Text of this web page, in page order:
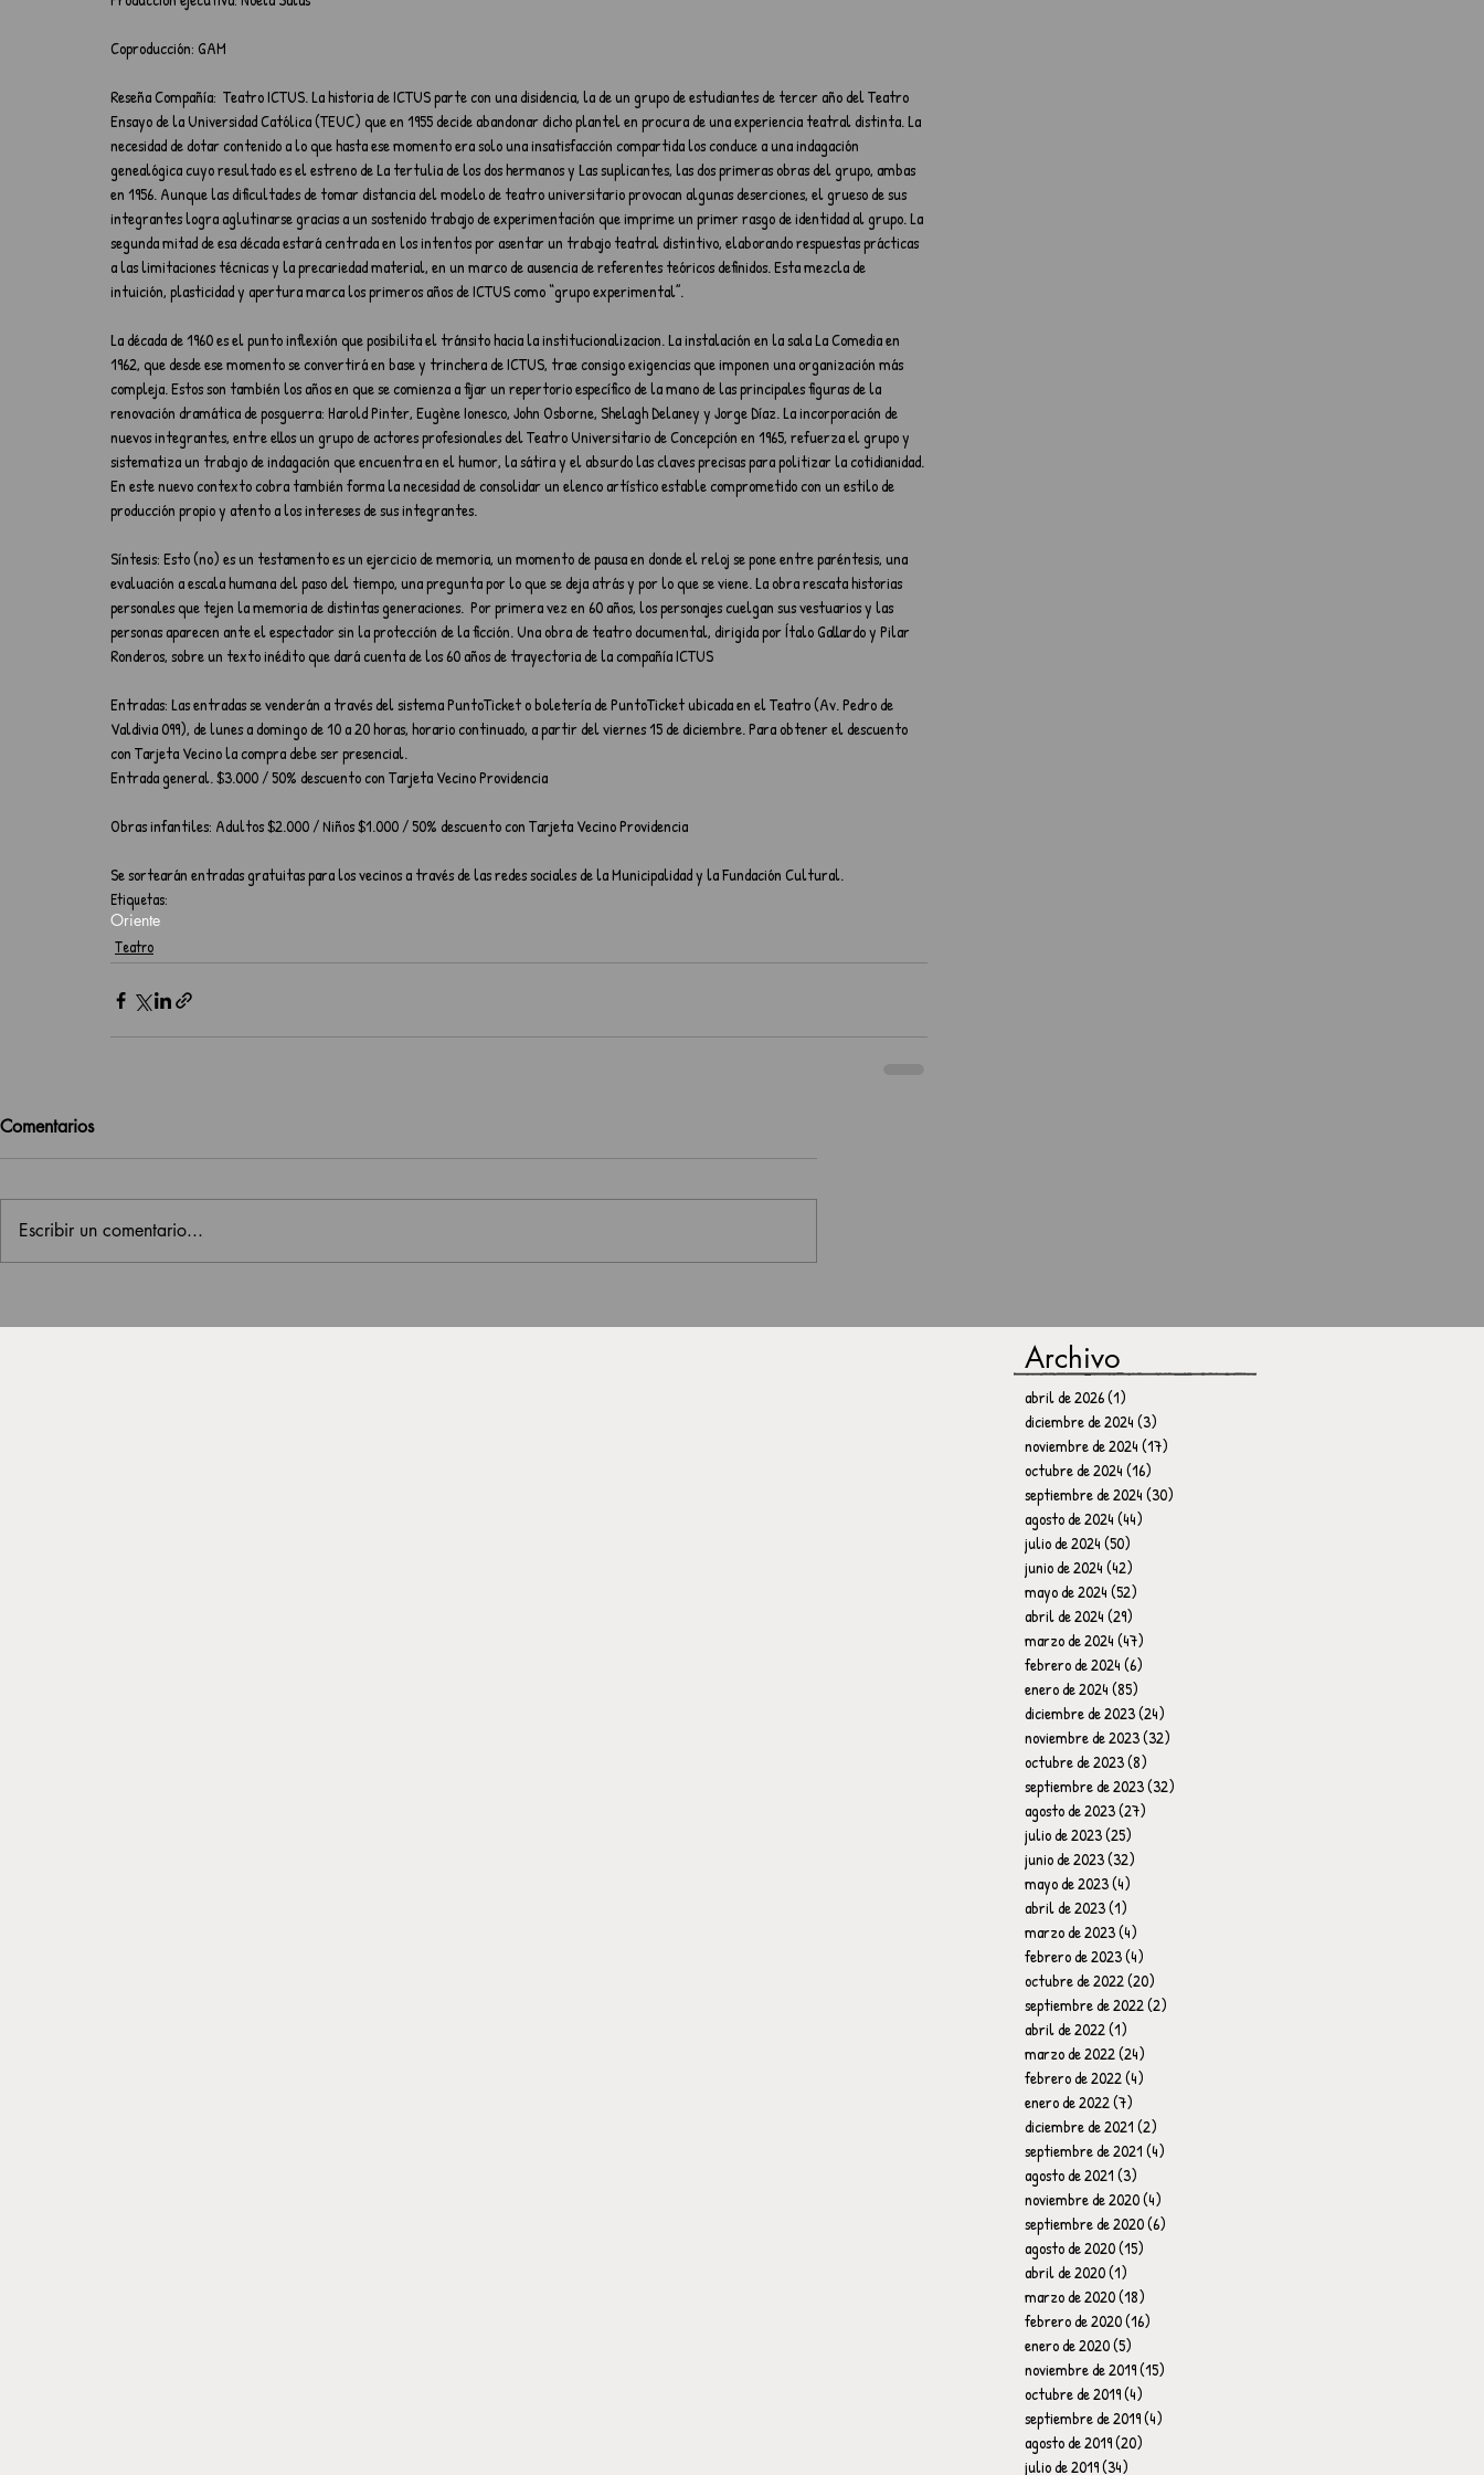
Coproducción: GAM
Reseña Compañía:  Teatro ICTUS. La historia de ICTUS parte con una disidencia, la de un grupo de estudiantes de tercer año del Teatro
Ensayo de la Universidad Católica (TEUC) que en 1955 decide abandonar dicho plantel en procura de una experiencia teatral distinta. La
necesidad de dotar contenido a lo que hasta ese momento era solo una insatisfacción compartida los conduce a una indagación
genealógica cuyo resultado es el estreno de La tertulia de los dos hermanos y Las suplicantes, las dos primeras obras del grupo, ambas
en 1956. Aunque las dificultades de tomar distancia del modelo de teatro universitario provocan algunas deserciones, el grueso de sus
integrantes logra aglutinarse gracias a un sostenido trabajo de experimentación que imprime un primer rasgo de identidad al grupo. La
segunda mitad de esa década estará centrada en los intentos por asentar un trabajo teatral distintivo, elaborando respuestas prácticas
a las limitaciones técnicas y la precariedad material, en un marco de ausencia de referentes teóricos definidos. Esta mezcla de
intuición, plasticidad y apertura marca los primeros años de ICTUS como “grupo experimental”.
La década de 1960 es el punto inflexión que posibilita el tránsito hacia la institucionalizacion. La instalación en la sala La Comedia en
1962, que desde ese momento se convertirá en base y trinchera de ICTUS, trae consigo exigencias que imponen una organización más
compleja. Estos son también los años en que se comienza a fijar un repertorio específico de la mano de las principales figuras de la
renovación dramática de posguerra: Harold Pinter, Eugène Ionesco, John Osborne, Shelagh Delaney y Jorge Díaz. La incorporación de
nuevos integrantes, entre ellos un grupo de actores profesionales del Teatro Universitario de Concepción en 1965, refuerza el grupo y
sistematiza un trabajo de indagación que encuentra en el humor, la sátira y el absurdo las claves precisas para politizar la cotidianidad.
En este nuevo contexto cobra también forma la necesidad de consolidar un elenco artístico estable comprometido con un estilo de
producción propio y atento a los intereses de sus integrantes.
Síntesis: Esto (no) es un testamento es un ejercicio de memoria, un momento de pausa en donde el reloj se pone entre paréntesis, una
evaluación a escala humana del paso del tiempo, una pregunta por lo que se deja atrás y por lo que se viene. La obra rescata historias
personales que tejen la memoria de distintas generaciones.  Por primera vez en 60 años, los personajes cuelgan sus vestuarios y las
personas aparecen ante el espectador sin la protección de la ficción. Una obra de teatro documental, dirigida por Ítalo Gallardo y Pilar
Ronderos, sobre un texto inédito que dará cuenta de los 60 años de trayectoria de la compañía ICTUS
Entradas: Las entradas se venderán a través del sistema PuntoTicket o boletería de PuntoTicket ubicada en el Teatro (Av. Pedro de
Valdivia 099), de lunes a domingo de 10 a 20 horas, horario continuado, a partir del viernes 15 de diciembre. Para obtener el descuento
con Tarjeta Vecino la compra debe ser presencial.
Entrada general. $3.000 / 50% descuento con Tarjeta Vecino Providencia
Obras infantiles: Adultos $2.000 / Niños $1.000 / 50% descuento con Tarjeta Vecino Providencia
Se sortearán entradas gratuitas para los vecinos a través de las redes sociales de la Municipalidad y la Fundación Cultural.
Etiquetas:
Oriente
Teatro
Comentarios
Escribir un comentario...
Archivo
abril de 2026(1)
diciembre de 2024(3)
noviembre de 2024(17)
octubre de 2024(16)
septiembre de 2024(30)
agosto de 2024(44)
julio de 2024(50)
junio de 2024(42)
mayo de 2024(52)
abril de 2024(29)
marzo de 2024(47)
febrero de 2024(6)
enero de 2024(85)
diciembre de 2023(24)
noviembre de 2023(32)
octubre de 2023(8)
septiembre de 2023(32)
agosto de 2023(27)
julio de 2023(25)
junio de 2023(32)
mayo de 2023(4)
abril de 2023(1)
marzo de 2023(4)
febrero de 2023(4)
octubre de 2022(20)
septiembre de 2022(2)
abril de 2022(1)
marzo de 2022(24)
febrero de 2022(4)
enero de 2022(7)
diciembre de 2021(2)
septiembre de 2021(4)
agosto de 2021(3)
noviembre de 2020(4)
septiembre de 2020(6)
agosto de 2020(15)
abril de 2020(1)
marzo de 2020(18)
febrero de 2020(16)
enero de 2020(5)
noviembre de 2019(15)
octubre de 2019(4)
septiembre de 2019(4)
agosto de 2019(20)
julio de 2019(34)